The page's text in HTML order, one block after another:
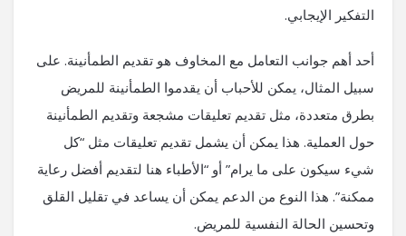
التفكير الإيجابي.
أحد أهم جوانب التعامل مع المخاوف هو تقديم الطمأنينة. على
سبيل المثال، يمكن للأحباب أن يقدموا الطمأنينة للمريض
بطرق متعددة، مثل تقديم تعليقات مشجعة وتقديم الطمأنينة
حول العملية. هذا يمكن أن يشمل تقديم تعليقات مثل “كل
شيء سيكون على ما يرام” أو “الأطباء هنا لتقديم أفضل رعاية
ممكنة”. هذا النوع من الدعم يمكن أن يساعد في تقليل القلق
وتحسين الحالة النفسية للمريض.